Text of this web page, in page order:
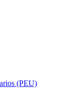
(PEU)